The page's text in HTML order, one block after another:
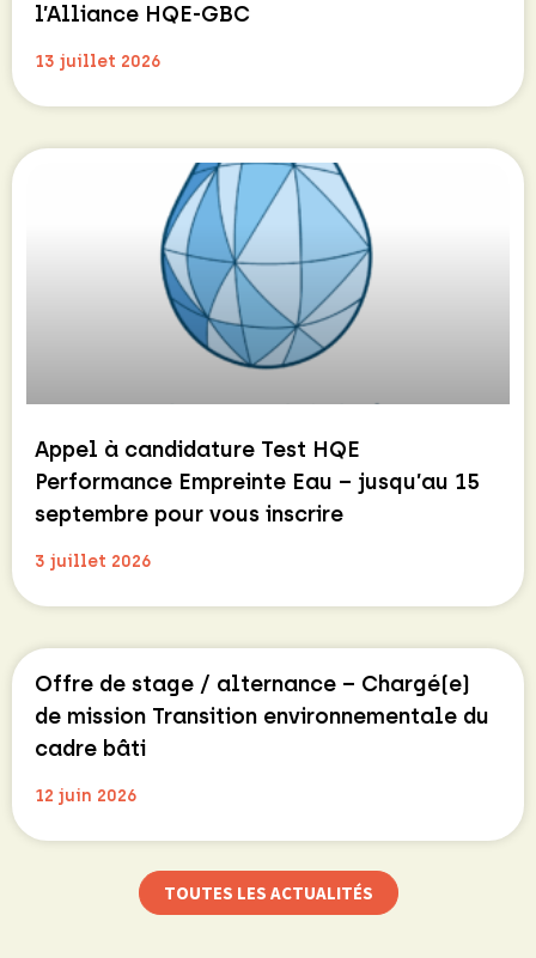
l’Alliance HQE-GBC
13 juillet 2026
Appel à candidature Test HQE
Performance Empreinte Eau – jusqu’au 15
septembre pour vous inscrire
3 juillet 2026
Offre de stage / alternance – Chargé(e)
de mission Transition environnementale du
cadre bâti
12 juin 2026
TOUTES LES ACTUALITÉS